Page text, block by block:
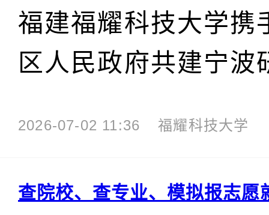
福建福耀科技大学携
区人民政府共建宁波
2026-07-02 11:36 福耀科技大学
查院校、查专业、模拟报志